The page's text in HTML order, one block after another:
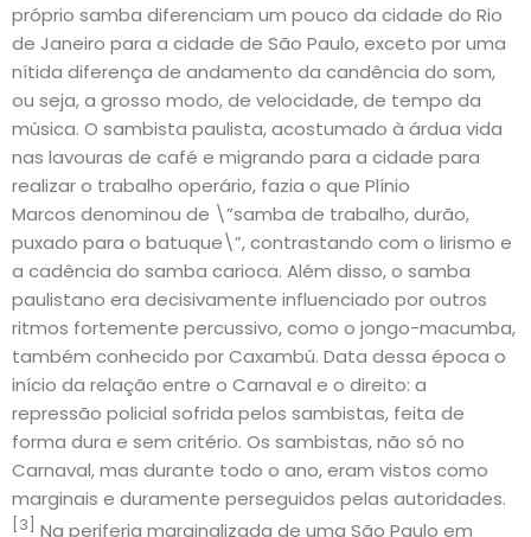
próprio samba diferenciam um pouco da cidade do Rio
de Janeiro para a cidade de São Paulo, exceto por uma
nítida diferença de andamento da candência do som,
ou seja, a grosso modo, de velocidade, de tempo da
música. O sambista paulista, acostumado à árdua vida
nas lavouras de café e migrando para a cidade para
realizar o trabalho operário, fazia o que Plínio
Marcos denominou de \”samba de trabalho, durão,
puxado para o batuque\”, contrastando com o lirismo e
a cadência do samba carioca. Além disso, o samba
paulistano era decisivamente influenciado por outros
ritmos fortemente percussivo, como o jongo-macumba,
também conhecido por Caxambú. Data dessa época o
início da relação entre o Carnaval e o direito: a
repressão policial sofrida pelos sambistas, feita de
forma dura e sem critério. Os sambistas, não só no
Carnaval, mas durante todo o ano, eram vistos como
marginais e duramente perseguidos pelas autoridades.
[3]
Na periferia marginalizada de uma São Paulo em